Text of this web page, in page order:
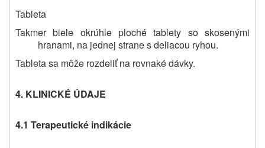
Tableta
Takmer biele okrúhle ploché tablety so skosenými
hranami, na jednej strane s deliacou ryhou.
Tableta sa môže rozdeliť na rovnaké dávky.
4. KLINICKÉ ÚDAJE
4.1 Terapeutické indikácie